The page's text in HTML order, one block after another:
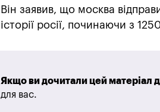
Він заявив, що москва
історії росії, починаючи з
Якщо ви дочитали цей матеріал
для вас.